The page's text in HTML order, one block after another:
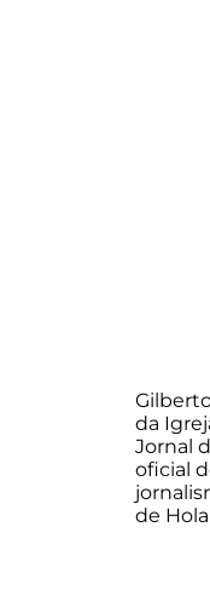
da
Jornal
oficial
de